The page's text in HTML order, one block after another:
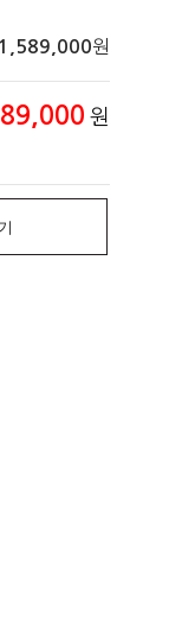
1,589,000원
원